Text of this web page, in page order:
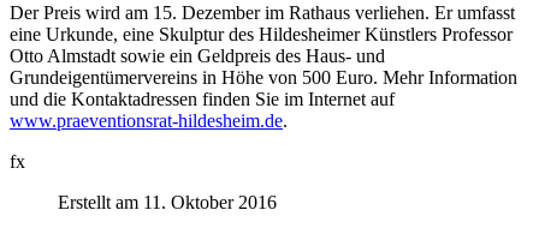
Der Preis wird am 15. Dezember im Rathaus verliehen. Er umfasst
eine Urkunde, eine Skulptur des Hildesheimer Künstlers Professor
Otto Almstadt sowie ein Geldpreis des Haus- und
Grundeigentümervereins in Höhe von 500 Euro. Mehr Information
und die Kontaktadressen finden Sie im Internet auf
www.praeventionsrat-hildesheim.de.
fx
Erstellt am 11. Oktober 2016